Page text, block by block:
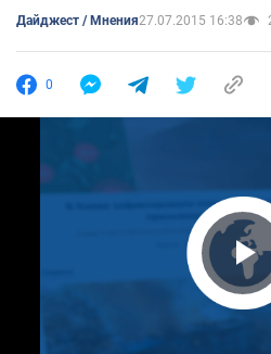
Дайджест / Мнения27.07.2015 16:38
0